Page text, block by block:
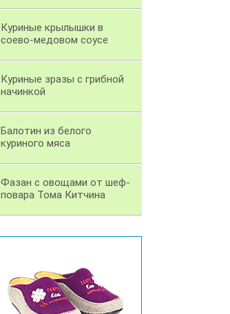
Куриные крылышки в
соево-медовом соусе
Куриные зразы с грибной
начинкой
Балотин из белого
куриного мяса
Фазан с овощами от шеф-
повара Тома Китчина